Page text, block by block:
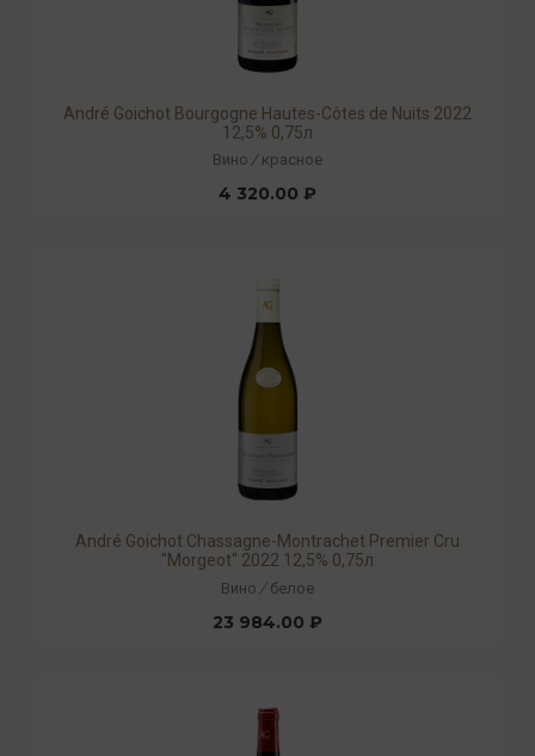
André Goichot Bourgogne Hautes-Côtes de Nuits 2022
12,5% 0,75л
Вино / красное
4 320.00 ₽
André Goichot Chassagne-Montrachet Premier Cru
"Morgeot" 2022 12,5% 0,75л
Вино / белое
23 984.00 ₽